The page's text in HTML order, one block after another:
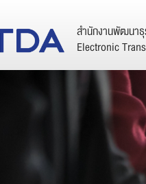
สำนักงานพัฒนาธุ
Electronic